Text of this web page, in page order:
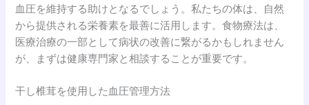
血圧を維持する助けとなるでしょう。私たちの体は、自然
から提供される栄養素を最善に活用します。食物療法は、
医療治療の一部として病状の改善に繋がるかもしれません
が、まずは健康専門家と相談することが重要です。
干し椎茸を使用した血圧管理方法